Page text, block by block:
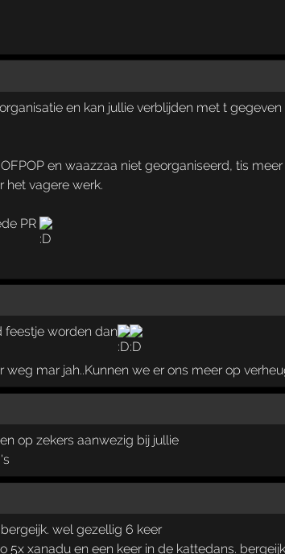
en kan jullie verblijden met t
en waazzaa niet georganiseerd, tis
het vagere werk.
PR
feestje worden dan
weg mar jah..Kunnen we er ons meer op
op zekers aanwezig bij jullie
wel gezellig 6 keer
5x xanadu en een keer in de kattedans.